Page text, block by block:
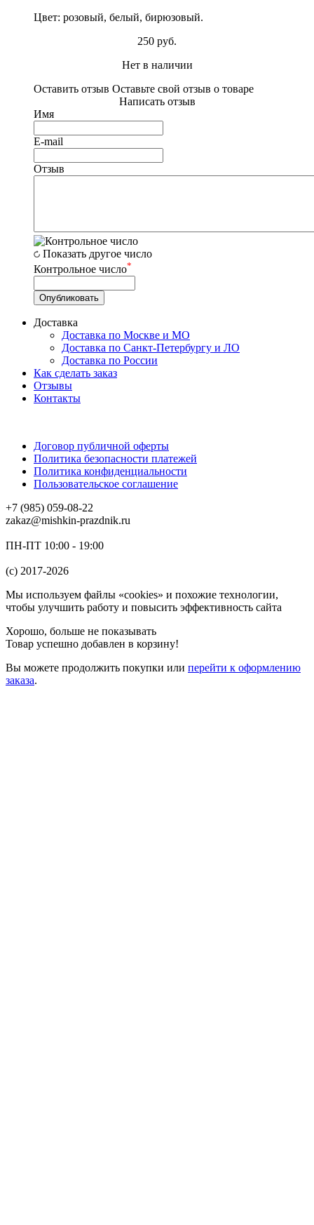
Цвет: розовый, белый, бирюзовый.
250 руб.
Нет в наличии
Оставить отзыв Оставьте свой отзыв о товаре
Написать отзыв
Имя
E-mail
Отзыв
Показать другое число
Контрольное число*
Доставка
Доставка по Москве и МО
Доставка по Санкт-Петербургу и ЛО
Доставка по России
Как сделать заказ
Отзывы
Контакты
Договор публичной оферты
Политика безопасности платежей
Политика конфиденциальности
Пользовательское соглашение
+7 (985) 059-08-22
zakaz@mishkin-prazdnik.ru
ПН-ПТ 10:00 - 19:00
(c) 2017-2026
Мы используем файлы «cookies» и похожие технологии,
чтобы улучшить работу и повысить эффективность сайта
Хорошо, больше не показывать
Товар успешно добавлен в корзину!
Вы можете продолжить покупки или перейти к оформлению
заказа.